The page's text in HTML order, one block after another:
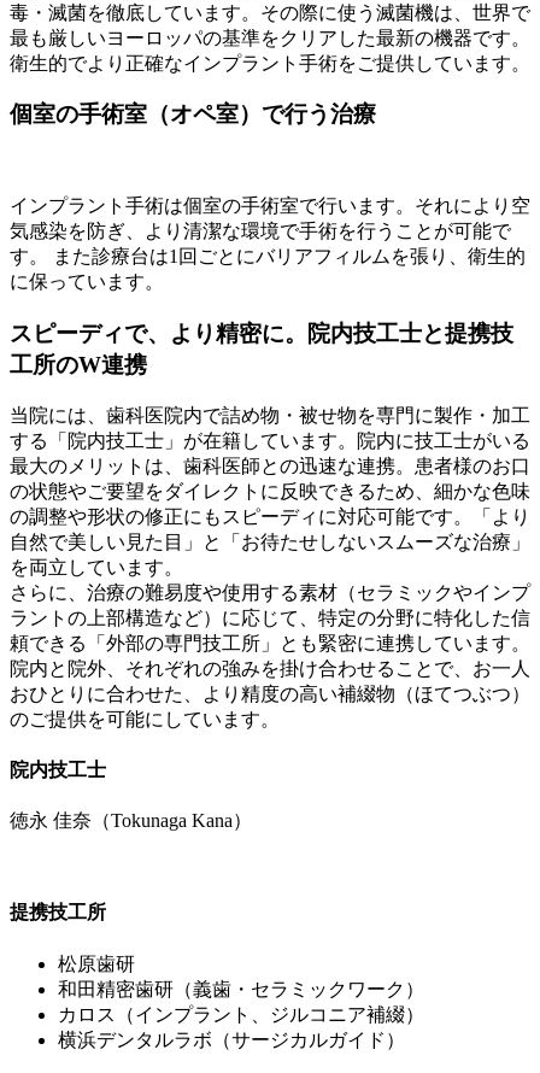
毒・滅菌を徹底しています。その際に使う滅菌機は、世界で
最も厳しいヨーロッパの基準をクリアした最新の機器です。
衛生的でより正確なインプラント手術をご提供しています。
個室の手術室（オペ室）で行う治療
インプラント手術は個室の手術室で行います。それにより空
気感染を防ぎ、より清潔な環境で手術を行うことが可能で
す。 また診療台は1回ごとにバリアフィルムを張り、衛生的
に保っています。
スピーディで、より精密に。院内技工士と提携技
工所のW連携
当院には、歯科医院内で詰め物・被せ物を専門に製作・加工
する「院内技工士」が在籍しています。院内に技工士がいる
最大のメリットは、歯科医師との迅速な連携。患者様のお口
の状態やご要望をダイレクトに反映できるため、細かな色味
の調整や形状の修正にもスピーディに対応可能です。「より
自然で美しい見た目」と「お待たせしないスムーズな治療」
を両立しています。
さらに、治療の難易度や使用する素材（セラミックやインプ
ラントの上部構造など）に応じて、特定の分野に特化した信
頼できる「外部の専門技工所」とも緊密に連携しています。
院内と院外、それぞれの強みを掛け合わせることで、お一人
おひとりに合わせた、より精度の高い補綴物（ほてつぶつ）
のご提供を可能にしています。
院内技工士
徳永 佳奈（Tokunaga Kana）
提携技工所
松原歯研
和田精密歯研（義歯・セラミックワーク）
カロス（インプラント、ジルコニア補綴）
横浜デンタルラボ（サージカルガイド）